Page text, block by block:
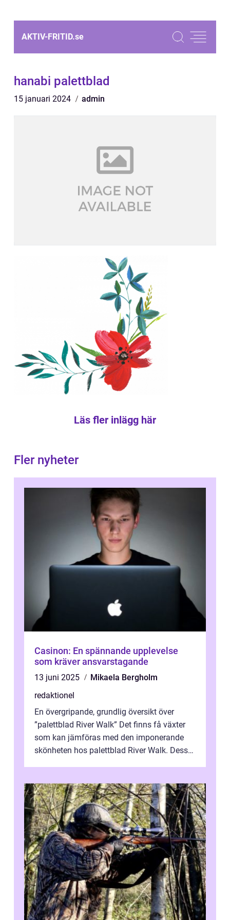
AKTIV-FRITID.se
hanabi palettblad
15 januari 2024 admin
Läs fler inlägg här
Fler nyheter
Casinon: En spännande upplevelse
som kräver ansvarstagande
13 juni 2025
Mikaela Bergholm
redaktionel
En övergripande, grundlig översikt över
”palettblad River Walk” Det finns få växter
som kan jämföras med den imponerande
skönheten hos palettblad River Walk. Dess